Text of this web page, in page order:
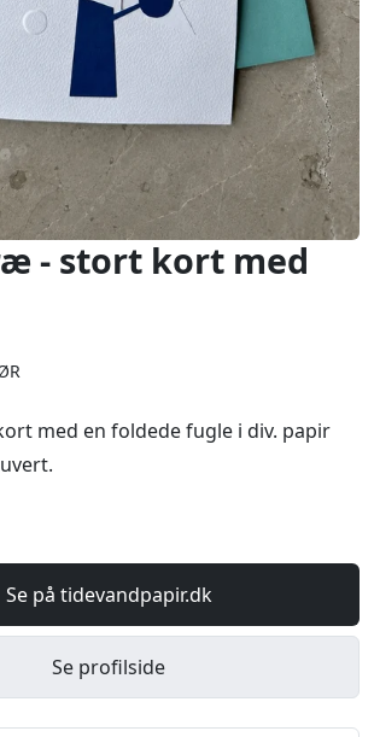
- stort kort med
med en foldede fugle i div. papir
Se på tidevandpapir.dk
Se profilside